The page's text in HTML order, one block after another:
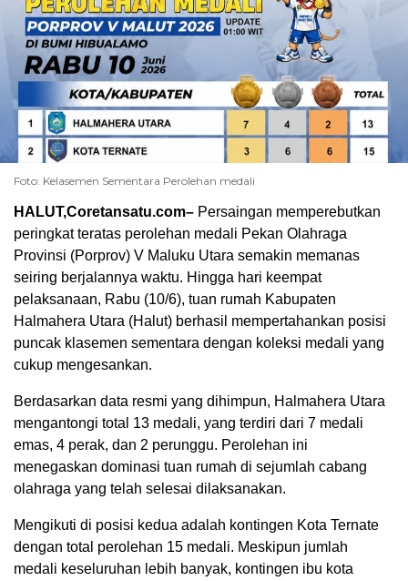
Foto: Kelasemen Sementara Perolehan medali
HALUT,Coretansatu.com– Persaingan memperebutkan
peringkat teratas perolehan medali Pekan Olahraga
Provinsi (Porprov) V Maluku Utara semakin memanas
seiring berjalannya waktu. Hingga hari keempat
pelaksanaan, Rabu (10/6), tuan rumah Kabupaten
Halmahera Utara (Halut) berhasil mempertahankan posisi
puncak klasemen sementara dengan koleksi medali yang
cukup mengesankan.
Berdasarkan data resmi yang dihimpun, Halmahera Utara
mengantongi total 13 medali, yang terdiri dari 7 medali
emas, 4 perak, dan 2 perunggu. Perolehan ini
menegaskan dominasi tuan rumah di sejumlah cabang
olahraga yang telah selesai dilaksanakan.
Mengikuti di posisi kedua adalah kontingen Kota Ternate
dengan total perolehan 15 medali. Meskipun jumlah
medali keseluruhan lebih banyak, kontingen ibu kota